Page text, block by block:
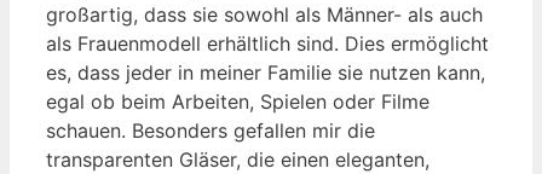
großartig, dass sie sowohl als Männer- als auch
als Frauenmodell erhältlich sind. Dies ermöglicht
es, dass jeder in meiner Familie sie nutzen kann,
egal ob beim Arbeiten, Spielen oder Filme
schauen. Besonders gefallen mir die
transparenten Gläser, die einen eleganten,